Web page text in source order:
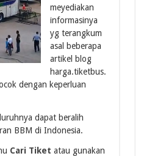
meyediakan
informasinya
yg terangkum
asal beberapa
artikel blog
harga.tiketbus.
dengan keperluan
dapat beralih
BBM di Indonesia.
Cari Tiket atau gunakan